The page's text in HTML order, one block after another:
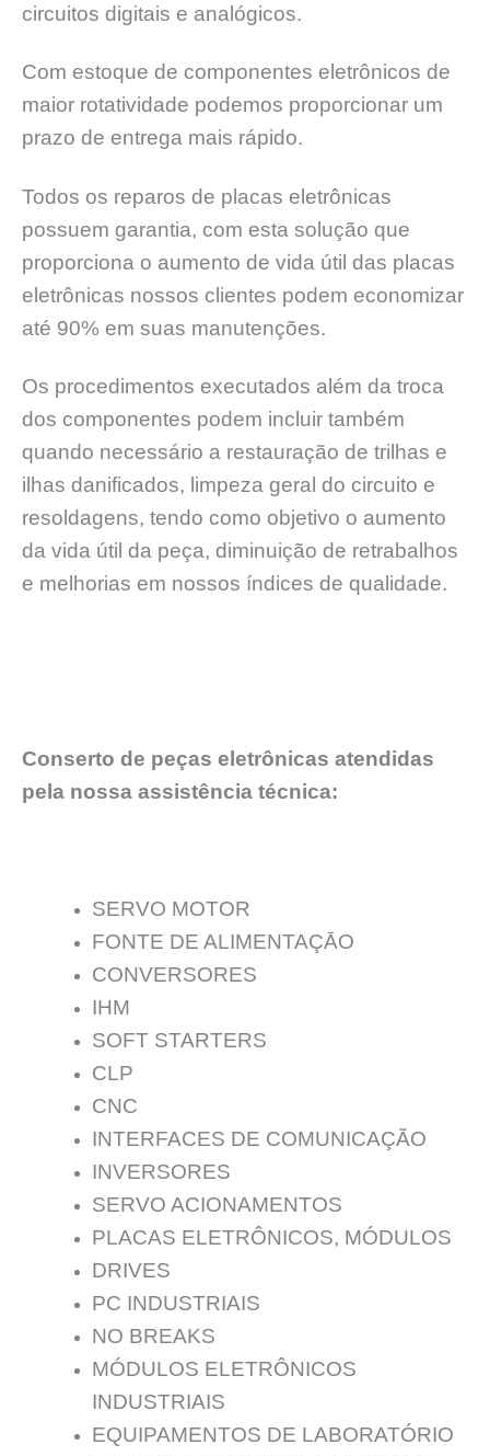
circuitos digitais e analógicos.
Com estoque de componentes eletrônicos de
maior rotatividade podemos proporcionar um
prazo de entrega mais rápido.
Todos os reparos de placas eletrônicas
possuem garantia, com esta solução que
proporciona o aumento de vida útil das placas
eletrônicas nossos clientes podem economizar
até 90% em suas manutenções.
Os procedimentos executados além da troca
dos componentes podem incluir também
quando necessário a restauração de trilhas e
ilhas danificados, limpeza geral do circuito e
resoldagens, tendo como objetivo o aumento
da vida útil da peça, diminuição de retrabalhos
e melhorias em nossos índices de qualidade.
Conserto de peças eletrônicas atendidas
pela nossa assistência técnica:
SERVO MOTOR
FONTE DE ALIMENTAÇĀO
CONVERSORES
IHM
SOFT STARTERS
CLP
CNC
INTERFACES DE COMUNICAÇÃO
INVERSORES
SERVO ACIONAMENTOS
PLACAS ELETRÔNICOS, MÓDULOS
DRIVES
PC INDUSTRIAIS
NO BREAKS
MÓDULOS ELETRÔNICOS
INDUSTRIAIS
EQUIPAMENTOS DE LABORATÓRIO